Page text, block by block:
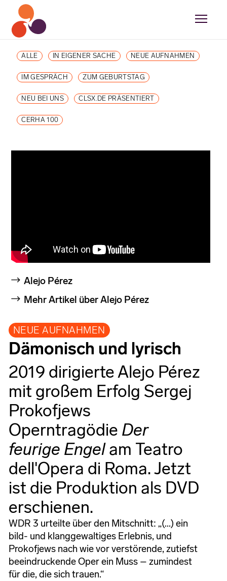
ALLE IN EIGENER SACHE NEUE AUFNAHMEN
IM GESPRÄCH ZUM GEBURTSTAG
NEU BEI UNS CLSX.DE PRÄSENTIERT
CERHA 100
Alejo Pérez
Mehr Artikel über Alejo Pérez
NEUE AUFNAHMEN
Dämonisch und lyrisch
2019 dirigierte Alejo Pérez
mit großem Erfolg Sergej
Prokofjews
Operntragödie Der
feurige Engelam Teatro
dell'Opera di Roma. Jetzt
ist die Produktion als DVD
erschienen.
WDR 3 urteilte über den Mitschnitt: „(...) ein
bild- und klanggewaltiges Erlebnis, und
Prokofjews nach wie vor verstörende, zutiefst
beeindruckende Oper ein Muss – zumindest
für die, die sich trauen.“